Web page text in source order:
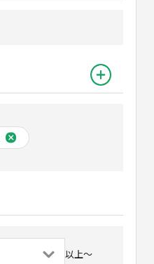
以上〜